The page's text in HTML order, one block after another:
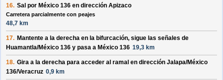
16. Sal por México 136 en dirección Apizaco
Carretera parcialmente con peajes
48,7 km
17. Mantente a la derecha en la bifurcación, sigue las señales de
Huamantla/México 136 y pasa a México 136 19,3 km
18. Gira a la derecha para acceder al ramal en dirección Jalapa/México
136/Veracruz 0,9 km